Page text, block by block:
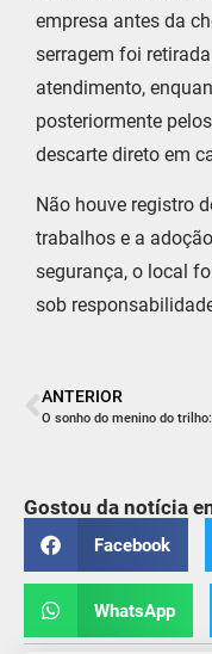
empresa antes da
serragem foi
atendimento,
posteriormente
descarte direto em
Não houve registro
trabalhos e a
segurança, o local
sob
ANTERIOR
Gostou da notícia
Facebook
WhatsApp